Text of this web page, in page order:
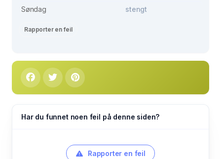
Søndag
stengt
Rapporter en feil
Har du funnet noen feil på denne siden?
Rapporter en feil